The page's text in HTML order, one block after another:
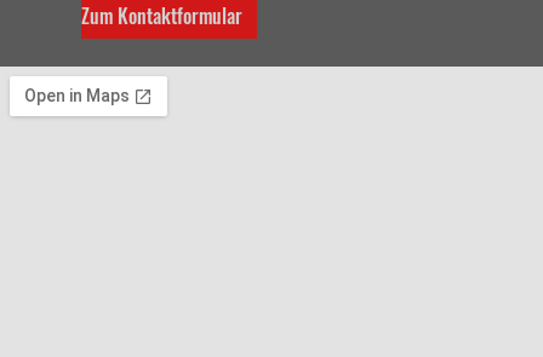
Zum Kontaktformular